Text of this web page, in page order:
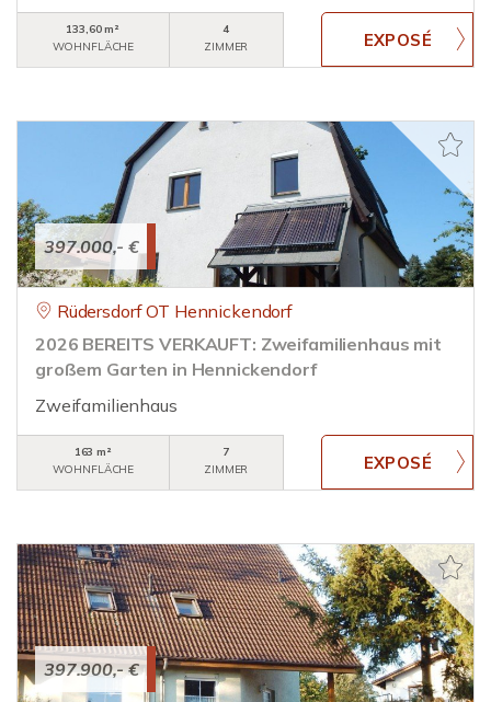
133,60 m²
WOHNFLÄCHE
4
ZIMMER
397.000,- €
Rüdersdorf OT Hennickendorf
2026 BEREITS VERKAUFT: Zweifamilienhaus mit
großem Garten in Hennickendorf
Zweifamilienhaus
163 m²
WOHNFLÄCHE
7
ZIMMER
397.900,- €